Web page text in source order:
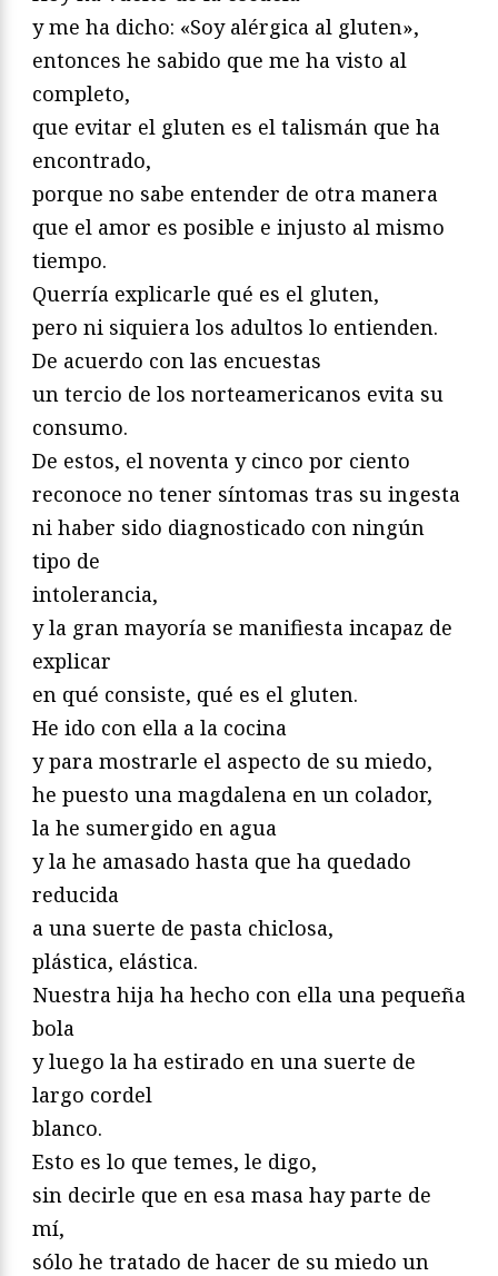
y me ha dicho: «Soy alérgica al gluten»,
entonces he sabido que me ha visto al
completo,
que evitar el gluten es el talismán que ha
encontrado,
porque no sabe entender de otra manera
que el amor es posible e injusto al mismo
tiempo.
Querría explicarle qué es el gluten,
pero ni siquiera los adultos lo entienden.
De acuerdo con las encuestas
un tercio de los norteamericanos evita su
consumo.
De estos, el noventa y cinco por ciento
reconoce no tener síntomas tras su ingesta
ni haber sido diagnosticado con ningún
tipo de
intolerancia,
y la gran mayoría se manifiesta incapaz de
explicar
en qué consiste, qué es el gluten.
He ido con ella a la cocina
y para mostrarle el aspecto de su miedo,
he puesto una magdalena en un colador,
la he sumergido en agua
y la he amasado hasta que ha quedado
reducida
a una suerte de pasta chiclosa,
plástica, elástica.
Nuestra hija ha hecho con ella una pequeña
bola
y luego la ha estirado en una suerte de
largo cordel
blanco.
Esto es lo que temes, le digo,
sin decirle que en esa masa hay parte de
mí,
sólo he tratado de hacer de su miedo un